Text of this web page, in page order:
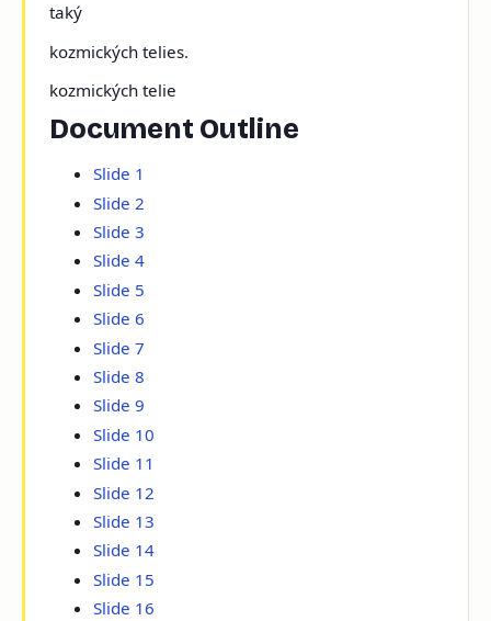
taký
kozmických telies.
kozmických telie
Document Outline
Slide 1
Slide 2
Slide 3
Slide 4
Slide 5
Slide 6
Slide 7
Slide 8
Slide 9
Slide 10
Slide 11
Slide 12
Slide 13
Slide 14
Slide 15
Slide 16